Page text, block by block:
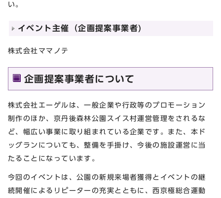
い。
イベント主催（企画提案事業者)
株式会社ママノテ
企画提案事業者について
株式会社エーゲルは、一般企業や行政等のプロモーション
制作のほか、京丹後森林公園スイス村運営管理をされるな
ど、幅広い事業に取り組まれている企業です。また、本ド
ッグランについても、整備を手掛け、今後の施設運営に当
たることになっています。
今回のイベントは、公園の新規来場者獲得とイベントの継
続開催によるリピーターの充実とともに、西京極総合運動